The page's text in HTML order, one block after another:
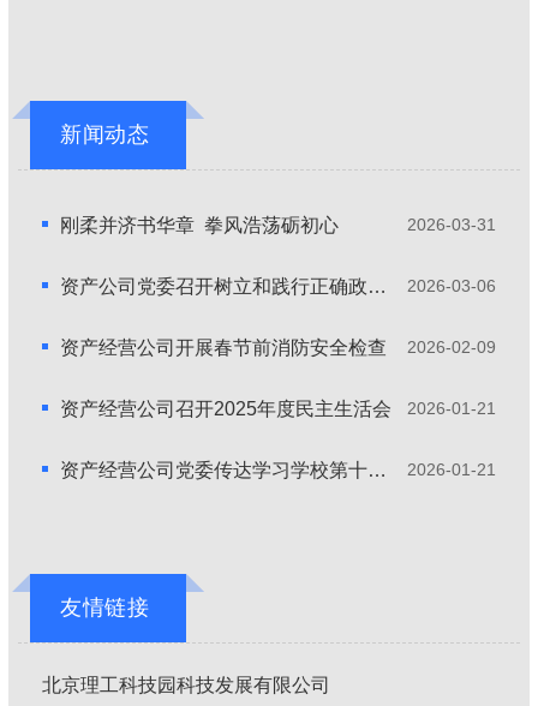
新闻动态
2026-03-31
刚柔并济书华章 拳风浩荡砺初心
2026-03-06
资产公司党委召开树立和践行正确政绩观学习教育启动部署会
2026-02-09
资产经营公司开展春节前消防安全检查
2026-01-21
资产经营公司召开2025年度民主生活会
2026-01-21
资产经营公司党委传达学习学校第十六次党代会精神
友情链接
北京理工科技园科技发展有限公司